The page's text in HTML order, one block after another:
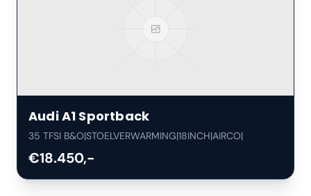
AudiA1 Sportback
35 TFSI B&O|STOELVERWARMING|18INCH|AIRCO|
€18.450,-